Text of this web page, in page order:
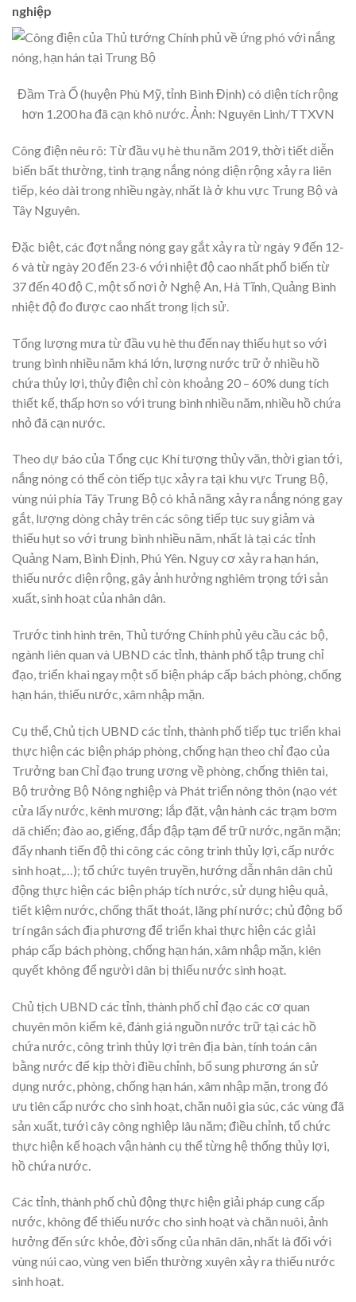
nghiệp
Đầm Trà Ổ (huyện Phù Mỹ, tỉnh Bình Định) có diện tích rộng
hơn 1.200 ha đã cạn khô nước. Ảnh: Nguyên Linh/TTXVN
Công điện nêu rõ: Từ đầu vụ hè thu năm 2019, thời tiết diễn
biến bất thường, tình trạng nắng nóng diện rộng xảy ra liên
tiếp, kéo dài trong nhiều ngày, nhất là ở khu vực Trung Bộ và
Tây Nguyên.
Đặc biệt, các đợt nắng nóng gay gắt xảy ra từ ngày 9 đến 12-
6 và từ ngày 20 đến 23-6 với nhiệt độ cao nhất phổ biến từ
37 đến 40 độ C, một số nơi ở Nghệ An, Hà Tĩnh, Quảng Bình
nhiệt độ đo được cao nhất trong lịch sử.
Tổng lượng mưa từ đầu vụ hè thu đến nay thiếu hụt so với
trung bình nhiều năm khá lớn, lượng nước trữ ở nhiều hồ
chứa thủy lợi, thủy điện chỉ còn khoảng 20 – 60% dung tích
thiết kế, thấp hơn so với trung bình nhiều năm, nhiều hồ chứa
nhỏ đã cạn nước.
Theo dự báo của Tổng cục Khí tượng thủy văn, thời gian tới,
nắng nóng có thể còn tiếp tục xảy ra tại khu vực Trung Bộ,
vùng núi phía Tây Trung Bộ có khả năng xảy ra nắng nóng gay
gắt, lượng dòng chảy trên các sông tiếp tục suy giảm và
thiếu hụt so với trung bình nhiều năm, nhất là tại các tỉnh
Quảng Nam, Bình Định, Phú Yên. Nguy cơ xảy ra hạn hán,
thiếu nước diện rộng, gây ảnh hưởng nghiêm trọng tới sản
xuất, sinh hoạt của nhân dân.
Trước tình hình trên, Thủ tướng Chính phủ yêu cầu các bộ,
ngành liên quan và UBND các tỉnh, thành phố tập trung chỉ
đạo, triển khai ngay một số biện pháp cấp bách phòng, chống
hạn hán, thiếu nước, xâm nhập mặn.
Cụ thể, Chủ tịch UBND các tỉnh, thành phố tiếp tục triển khai
thực hiện các biện pháp phòng, chống hạn theo chỉ đạo của
Trưởng ban Chỉ đạo trung ương về phòng, chống thiên tai,
Bộ trưởng Bộ Nông nghiệp và Phát triển nông thôn (nạo vét
cửa lấy nước, kênh mương; lắp đặt, vận hành các trạm bơm
dã chiến; đào ao, giếng, đắp đập tạm để trữ nước, ngăn mặn;
đẩy nhanh tiến độ thi công các công trình thủy lợi, cấp nước
sinh hoạt,…); tổ chức tuyên truyền, hướng dẫn nhân dân chủ
động thực hiện các biện pháp tích nước, sử dụng hiệu quả,
tiết kiệm nước, chống thất thoát, lãng phí nước; chủ động bố
trí ngân sách địa phương để triển khai thực hiện các giải
pháp cấp bách phòng, chống hạn hán, xâm nhập mặn, kiên
quyết không để người dân bị thiếu nước sinh hoạt.
Chủ tịch UBND các tỉnh, thành phố chỉ đạo các cơ quan
chuyên môn kiểm kê, đánh giá nguồn nước trữ tại các hồ
chứa nước, công trình thủy lợi trên địa bàn, tính toán cân
bằng nước để kịp thời điều chỉnh, bổ sung phương án sử
dụng nước, phòng, chống hạn hán, xâm nhập mặn, trong đó
ưu tiên cấp nước cho sinh hoạt, chăn nuôi gia súc, các vùng đã
sản xuất, tưới cây công nghiệp lâu năm; điều chỉnh, tổ chức
thực hiện kế hoạch vận hành cụ thể từng hệ thống thủy lợi,
hồ chứa nước.
Các tỉnh, thành phố chủ động thực hiện giải pháp cung cấp
nước, không để thiếu nước cho sinh hoạt và chăn nuôi, ảnh
hưởng đến sức khỏe, đời sống của nhân dân, nhất là đối với
vùng núi cao, vùng ven biển thường xuyên xảy ra thiếu nước
sinh hoạt.